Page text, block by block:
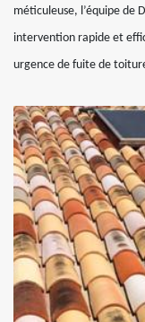
méticuleuse, l’équipe de
intervention rapide et
urgence de fuite de